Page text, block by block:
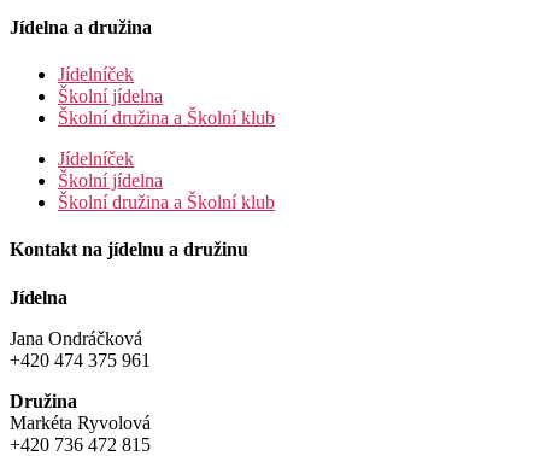
Jídelna a družina
Jídelníček
Školní jídelna
Školní družina a Školní klub
Jídelníček
Školní jídelna
Školní družina a Školní klub
Kontakt na jídelnu a družinu
Jídelna
Jana Ondráčková
+420 474 375 961
Družina
Markéta Ryvolová
+420 736 472 815